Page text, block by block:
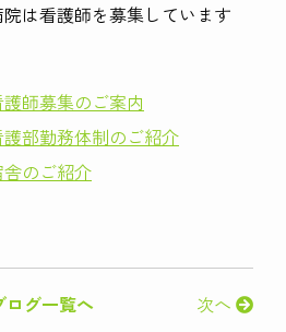
看護師を募集しています
師募集のご案内
部勤務体制のご紹介
のご紹介
次へ
ログ一覧へ